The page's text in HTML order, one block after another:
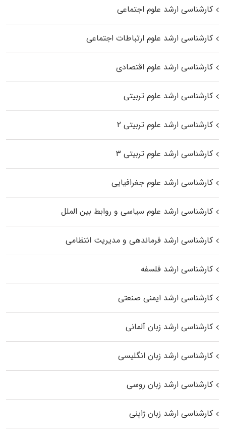
کارشناسی ارشد علوم اجتماعی
کارشناسی ارشد علوم ارتباطات اجتماعی
کارشناسی ارشد علوم اقتصادی
کارشناسی ارشد علوم تربیتی
کارشناسی ارشد علوم تربیتی ۲
کارشناسی ارشد علوم تربیتی ۳
کارشناسی ارشد علوم جغرافیایی
کارشناسی ارشد علوم سیاسی و روابط بین الملل
کارشناسی ارشد فرماندهی و مدیریت انتظامی
کارشناسی ارشد فلسفه
کارشناسی ارشد ایمنی صنعتی
کارشناسی ارشد زبان آلمانی
کارشناسی ارشد زبان انگلیسی
کارشناسی ارشد زبان روسی
کارشناسی ارشد زبان ژاپنی